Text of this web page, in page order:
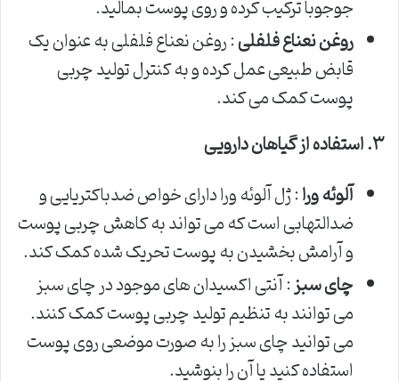
جوجوبا ترکیب کرده و روی پوست بمالید.
روغن نعناع فلفلی: روغن نعناع فلفلی به عنوان یک
قابض طبیعی عمل کرده و به کنترل تولید چربی
پوست کمک می کند.
۳.استفاده از گیاهان دارویی
آلوئه ورا: ژل آلوئه ورا دارای خواص ضدباکتریایی و
ضدالتهابی است که می تواند به کاهش چربی پوست
و آرامش بخشیدن به پوست تحریک شده کمک کند.
چای سبز: آنتی اکسیدان های موجود در چای سبز
می توانند به تنظیم تولید چربی پوست کمک کنند.
می توانید چای سبز را به صورت موضعی روی پوست
استفاده کنید یا آن را بنوشید.